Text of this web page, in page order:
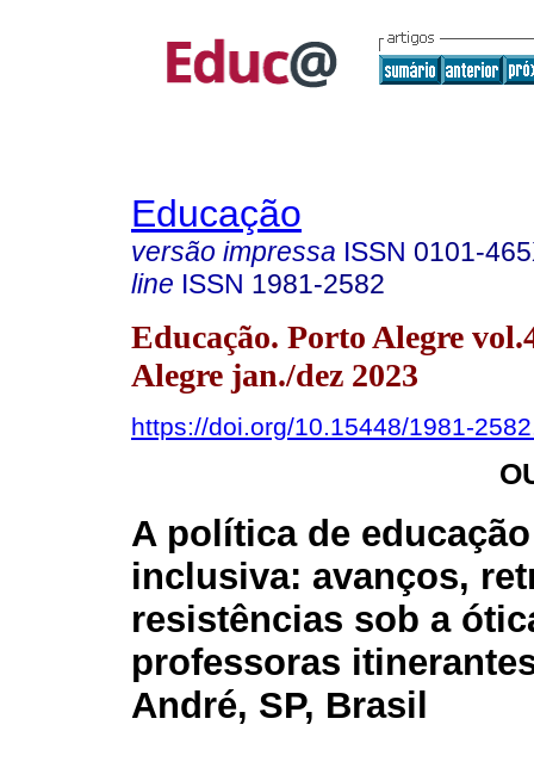
Educação
versão impressa ISSN 0101-
line ISSN 1981-2582
Educação. Porto Alegre
Alegre jan./dez 2023
https://doi.org/10.15448/1981-
A política de
inclusiva: avanços,
resistências sob a
professoras
André, SP, Brasil